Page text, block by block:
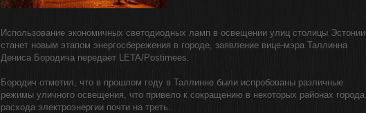
Использование экономичных светодиодных ламп в освещении улиц столицы Эстонии
станет новым этапом энергосбережения в городе, заявление вице-мэра Таллинна
Дениса Бородича передает LETA/Postimees.
Бородич отметил, что в прошлом году в Таллинне были испробованы различные
режимы уличного освещения, что привело к сокращению в некоторых районах города
расхода электроэнергии почти на треть.